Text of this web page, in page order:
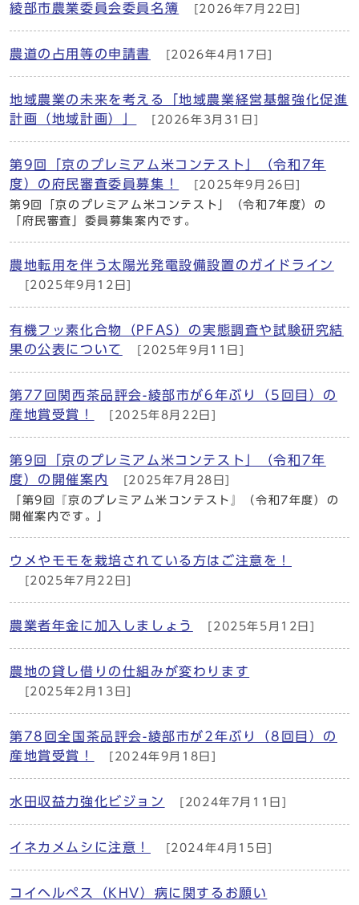
綾部市農業委員会委員名簿 [2026年7月22日]
農道の占用等の申請書 [2026年4月17日]
地域農業の未来を考える「地域農業経営基盤強化促進
計画（地域計画）」
[2026年3月31日]
第9回「京のプレミアム米コンテスト」（令和7年
度）の府民審査委員募集！
[2025年9月26日]
第9回「京のプレミアム米コンテスト」（令和7年度）の
「府民審査」委員募集案内です。
農地転用を伴う太陽光発電設備設置のガイドライン
[2025年9月12日]
有機フッ素化合物（PFAS）の実態調査や試験研究結
果の公表について
[2025年9月11日]
第77回関西茶品評会-綾部市が6年ぶり（5回目）の
産地賞受賞！
[2025年8月22日]
第9回「京のプレミアム米コンテスト」（令和7年
度）の開催案内
[2025年7月28日]
「第9回『京のプレミアム米コンテスト』（令和7年度）の
開催案内です。」
ウメやモモを栽培されている方はご注意を！
[2025年7月22日]
農業者年金に加入しましょう [2025年5月12日]
農地の貸し借りの仕組みが変わります
[2025年2月13日]
第78回全国茶品評会-綾部市が2年ぶり（8回目）の
産地賞受賞！
[2024年9月18日]
水田収益力強化ビジョン [2024年7月11日]
イネカメムシに注意！ [2024年4月15日]
コイヘルペス（KHV）病に関するお願い